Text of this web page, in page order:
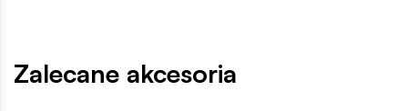
Zalecane akcesoria